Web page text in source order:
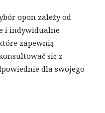
opon zależy od
i indywidualne
zapewnią
się z
dla swojego